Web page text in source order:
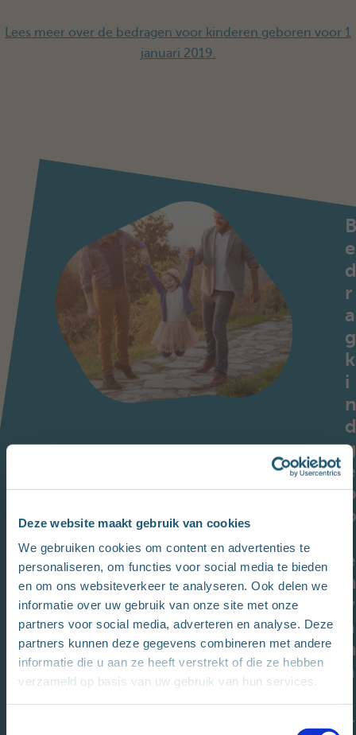
Deze website maakt gebruik van cookies
We gebruiken cookies om content en advertenties te
personaliseren, om functies voor social media te bieden
en om ons websiteverkeer te analyseren. Ook delen we
informatie over uw gebruik van onze site met onze
partners voor social media, adverteren en analyse. Deze
partners kunnen deze gegevens combineren met andere
informatie die u aan ze heeft verstrekt of die ze hebben
verzameld op basis van uw gebruik van hun services.
Lees meer over de bedragen voor kinderen geboren voor 1
januari 2019.
B
e
d
r
a
g
k
i
n
d
g
e
b
o
e
n
v
a
n
a
1